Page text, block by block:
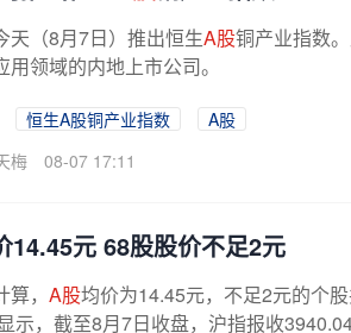
天（8月7日）推出恒生A股铜产业指数
领域的内地上市公司。
恒生A股铜产业指数
A股
梅 08-07 17:11
14.45元 68股股价不足2元
， A股均价为14.45元，不足2元的个
示，截至8月7日收盘，沪指报收